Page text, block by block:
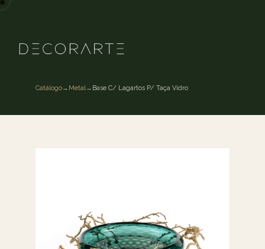
Catálogo→ Metal→ Base C/ Lagartos P/ Taça Vidro